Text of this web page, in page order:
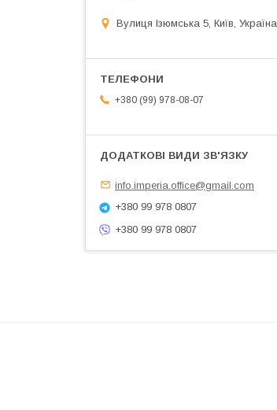
Вулиця Ізюмська 5, Київ, Україна
+380 (99) 978-08-07
info.imperia.office@gmail.com
+380 99 978 0807
+380 99 978 0807